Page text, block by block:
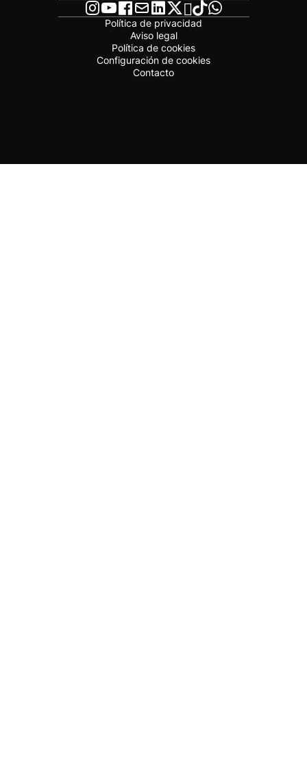
Política de privacidad
Aviso legal
Política de cookies
Configuración de cookies
Contacto